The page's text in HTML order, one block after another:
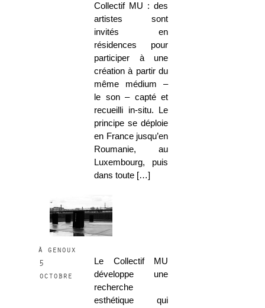
Collectif MU : des
artistes sont
invités en
résidences pour
participer à une
création à partir du
même médium –
le son – capté et
recueilli in-situ. Le
principe se déploie
en France jusqu’en
Roumanie, au
Luxembourg, puis
dans toute […]
à genoux
5
octobre
Le Collectif MU
développe une
recherche
esthétique qui